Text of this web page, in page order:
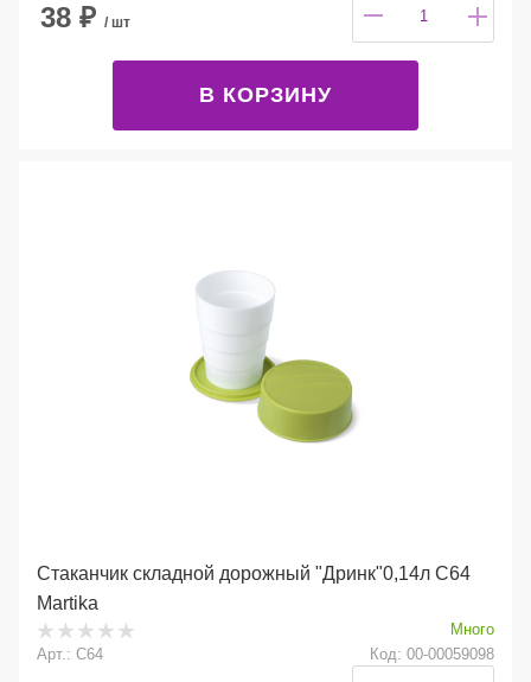
38 ₽ / шт
В КОРЗИНУ
Стаканчик складной дорожный "Дринк"0,14л С64
Martika
Много
Арт.: С64
Код: 00-00059098